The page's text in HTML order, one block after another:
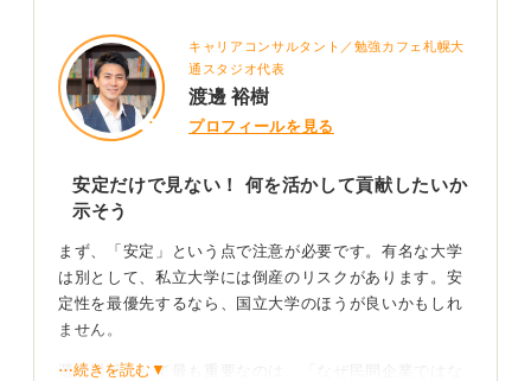
キャリアコンサルタント／勉強カフェ札幌大
通スタジオ代表
渡邊 裕樹
プロフィールを見る
安定だけで見ない！ 何を活かして貢献したいか
示そう
まず、「安定」という点で注意が必要です。有名な大学
は別として、私立大学には倒産のリスクがあります。安
定性を最優先するなら、国立大学のほうが良いかもしれ
ません。
選考対策として最も重要なのは、「なぜ民間企業ではな
⋯続きを読む▼